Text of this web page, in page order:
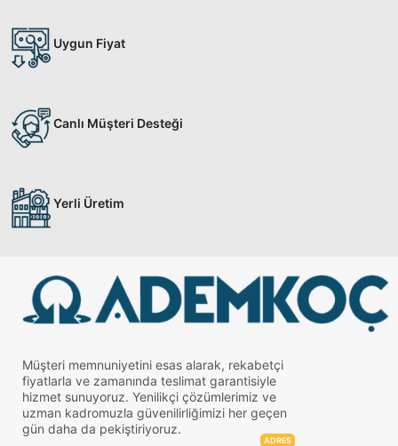
Uygun Fiyat
Canlı Müşteri Desteği
Yerli Üretim
Müşteri memnuniyetini esas alarak, rekabetçi
fiyatlarla ve zamanında teslimat garantisiyle
hizmet sunuyoruz. Yenilikçi çözümlerimiz ve
uzman kadromuzla güvenilirliğimizi her geçen
gün daha da pekiştiriyoruz.
ADRES